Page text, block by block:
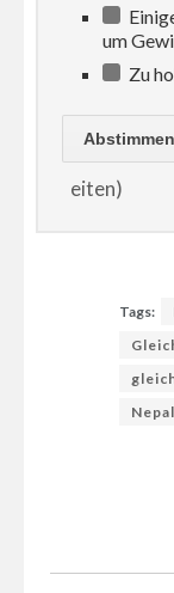
um
Zu
eiten)
Tags:
Nepal